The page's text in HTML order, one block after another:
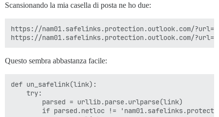
Scansionando la mia casella di posta ne ho due:
https://nam01.safelinks.protection.outlook.com/
Questo sembra abbastanza facile:
def un_safelink(link):
    try:
        parsed = urllib.parse.urlparse(link)
if parsed.netloc !=